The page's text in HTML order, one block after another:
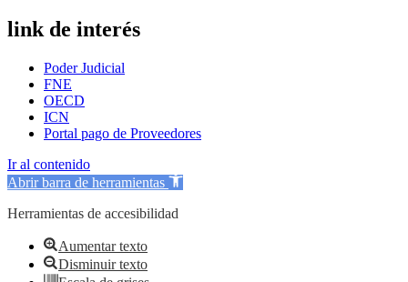
link de interés
Poder Judicial
FNE
OECD
ICN
Portal pago de Proveedores
Ir al contenido
Abrir barra de herramientas
Herramientas de accesibilidad
Aumentar texto
Disminuir texto